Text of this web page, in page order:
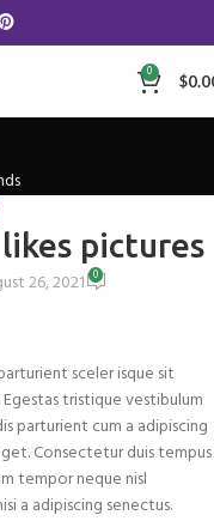
0 $
pictures
26, 2021 0
sceler isque sit
tristique vestibulum
parturient cum a adipiscing
Consectetur duis tempus
tempor neque nisl
a adipiscing senectus.